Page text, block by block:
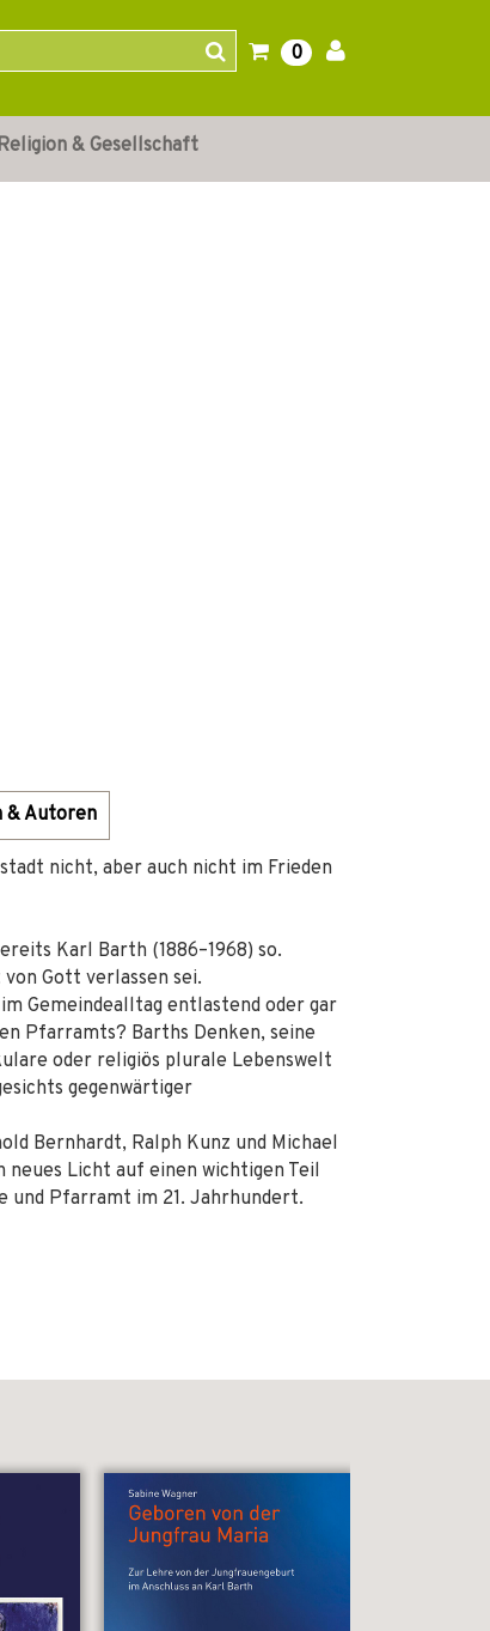
0
& Gesellschaft
& Autoren
nicht, aber auch nicht im Frieden
Karl Barth (1886–1968) so.
Gott verlassen sei.
Gemeindealltag entlastend oder gar
Pfarramts? Barths Denken, seine
oder religiös plurale Lebenswelt
gegenwärtiger
Bernhardt, Ralph Kunz und Michael
Licht auf einen wichtigen Teil
und Pfarramt im 21. Jahrhundert.